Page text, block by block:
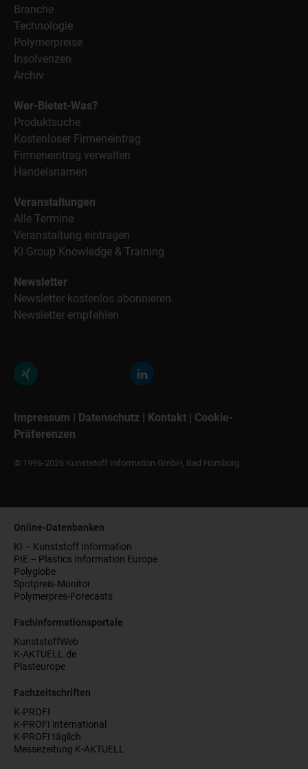
Branche
Technologie
Polymerpreise
Insolvenzen
Archiv
Wer-Bietet-Was?
Produktsuche
Kostenloser Firmeneintrag
Firmeneintrag verwalten
Handelsnamen
Veranstaltungen
Alle Termine
Veranstaltung eintragen
KI Group Knowledge & Training
Newsletter
Newsletter kostenlos abonnieren
Newsletter empfehlen
Impressum | Datenschutz | Kontakt | Cookie-
Präferenzen
© 1996-2026 Kunststoff Information GmbH, Bad Homburg
Online-Datenbanken
KI – Kunststoff Information
PIE – Plastics Information Europe
Polyglobe
Spotpreis-Monitor
Polymerpres-Forecasts
Fachinformationsportale
KunststoffWeb
K-AKTUELL.de
Plasteurope
Fachzeitschriften
K-PROFI
K-PROFI international
K-PROFI täglich
Messezeitung K-AKTUELL